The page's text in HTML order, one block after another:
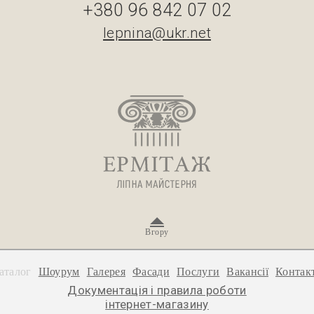
+380 96 842 07 02
lepnina@ukr.net
Вгору
Шоурум Галерея Фасади Послуги Вакансії
Документація і правила роботи
інтернет-магазину